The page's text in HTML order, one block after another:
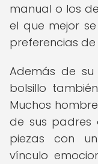
manual o los
el que mejor
preferencias
Además de
bolsillo
Muchos
de sus padres
piezas con
vínculo